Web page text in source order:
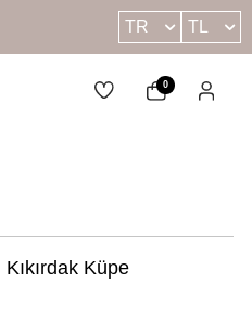
TR TL
0
Küpe